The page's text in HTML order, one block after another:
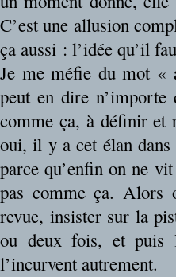
C’est une allusion
ça aussi : l’idée qu’il
Je me méfie du mot «
peut en dire n’importe
comme ça, à définir et
oui, il y a cet élan dans
parce qu’enfin on ne
pas comme ça. Alors
revue, insister sur la
ou deux fois, et puis
l’incurvent autrement.